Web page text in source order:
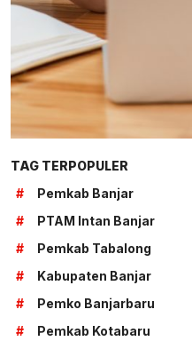
TAG TERPOPULER
#
Pemkab Banjar
#
PTAM Intan Banjar
#
Pemkab Tabalong
#
Kabupaten Banjar
#
Pemko Banjarbaru
#
Pemkab Kotabaru